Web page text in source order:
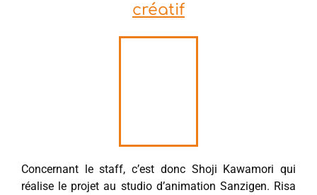
créatif
Concernant le staff, c’est donc Shoji Kawamori qui
réalise le projet au studio d’animation Sanzigen. Risa